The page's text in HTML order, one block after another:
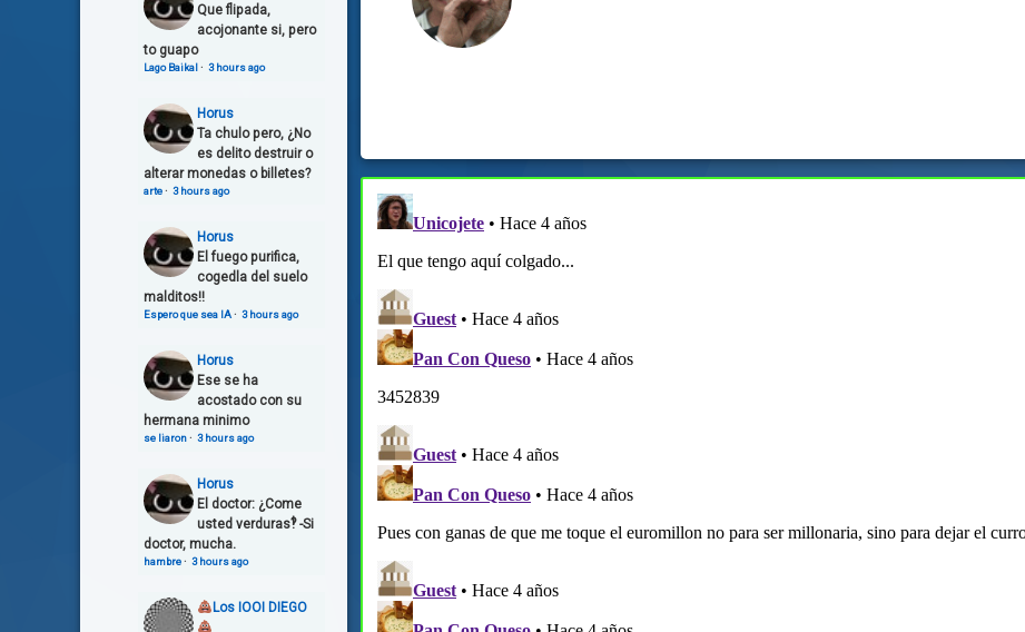
Que flipada,
acojonante si, pero
to guapo
Lago Baikal· 3 hours ago
Horus
Ta chulo pero, ¿No
es delito destruir o
alterar monedas o billetes?
arte· 3 hours ago
Horus
El fuego purifica,
cogedla del suelo
malditos!!
Espero que sea IA· 3 hours ago
Horus
Ese se ha
acostado con su
hermana minimo
se liaron· 3 hours ago
Horus
El doctor: ¿Come
usted verduras‽ -Si
doctor, mucha.
hambre· 3 hours ago
Los IOOI DIEGO